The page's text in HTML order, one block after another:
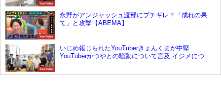
YouTube
YouTube
永野がアンジャッシュ渡部にブチギレ？「成れの果
て」と攻撃【ABEMA】
YouTube
いじめ報じられたYouTuberきょんくまが中堅
YouTuberかつやとの騒動について言及 イジメについ